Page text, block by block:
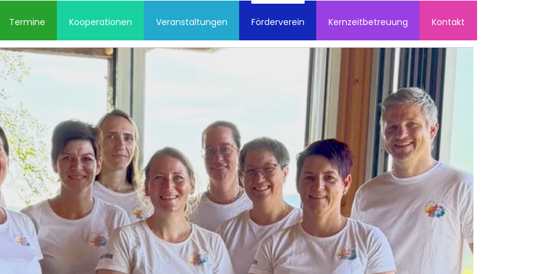
Termine Kooperationen Veranstaltungen Förderverein Kernzeitbetreuung Kontakt